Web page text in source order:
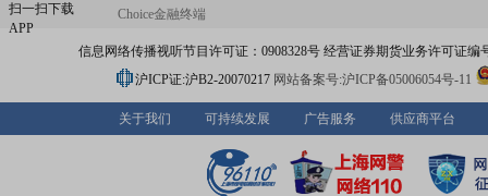
扫一扫下载
APP
Choice金融终端
信息网络传播视听节目许可证：0908328号 经营证券期货业务许可证编
沪ICP证:沪B2-20070217 网站备案号:沪ICP备05006054号-11
关于我们 可持续发展 广告服务 供应商平台